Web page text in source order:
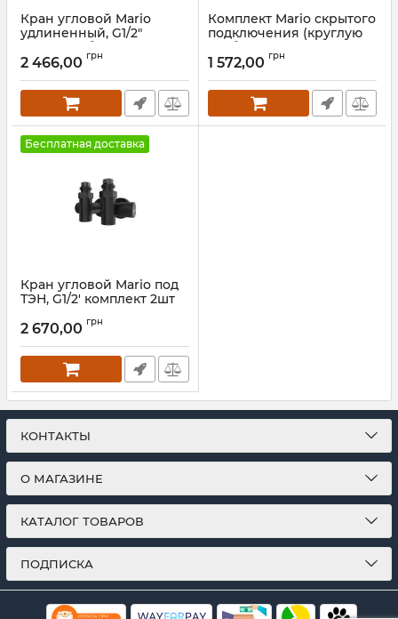
Кран угловой Mario
удлиненный, G1/2"
комплект белый глянец
Артикул:4.0.0101.55.P-WG
2 466,00 грн
Комплект Mario скрытого
подключения (круглую
трубу) золото сатин
Артикул:3.0.0900.0.P-GS
1 572,00 грн
Бесплатная доставка
Кран угловой Mario под
ТЭН, G1/2' комплект 2шт
Артикул:4.0.0500.55.P-BM
2 670,00 грн
КОНТАКТЫ
О МАГАЗИНЕ
КАТАЛОГ ТОВАРОВ
ПОДПИСКА